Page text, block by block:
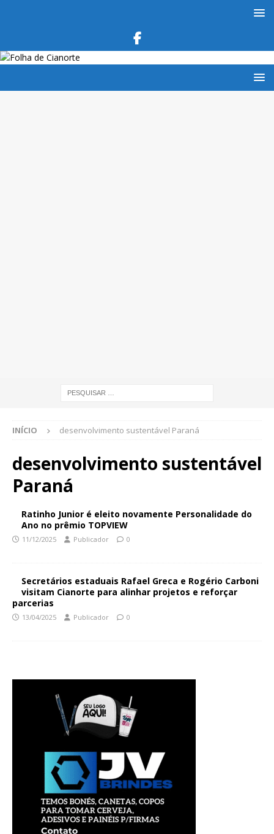
INÍCIO desenvolvimento sustentável Paraná
desenvolvimento sustentável
Paraná
Ratinho Junior é eleito novamente Personalidade do
Ano no prêmio TOPVIEW
11/12/2025 Publicador 0
Secretários estaduais Rafael Greca e Rogério Carboni
visitam Cianorte para alinhar projetos e reforçar
parcerias
13/04/2025 Publicador 0